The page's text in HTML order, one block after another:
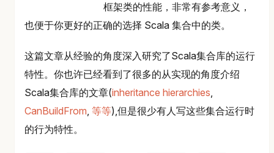
框架类的性能，非常有参考意义，
也便于你更好的正确的选择 Scala 集合中的类。
这篇文章从经验的角度深入研究了Scala集合库的运行
特性。你也许已经看到了很多的从实现的角度介绍
Scala集合库的文章(inheritance hierarchies,
CanBuildFrom, 等等),但是很少有人写这些集合运行时
的行为特性。